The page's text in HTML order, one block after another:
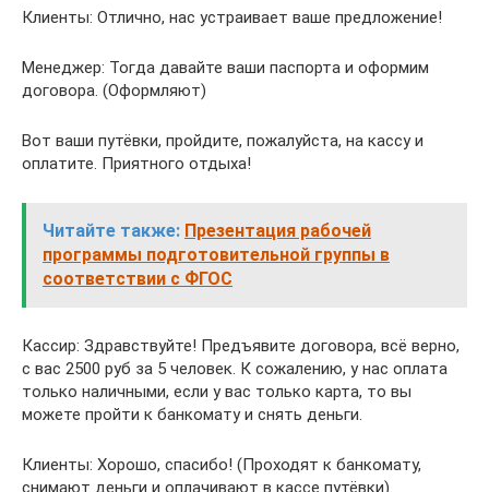
Клиенты: Отлично, нас устраивает ваше предложение!
Менеджер: Тогда давайте ваши паспорта и оформим
договора. (Оформляют)
Вот ваши путёвки, пройдите, пожалуйста, на кассу и
оплатите. Приятного отдыха!
Читайте также: Презентация рабочей
программы подготовительной группы в
соответствии с ФГОС
Кассир: Здравствуйте! Предъявите договора, всё верно,
с вас 2500 руб за 5 человек. К сожалению, у нас оплата
только наличными, если у вас только карта, то вы
можете пройти к банкомату и снять деньги.
Клиенты: Хорошо, спасибо! (Проходят к банкомату,
снимают деньги и оплачивают в кассе путёвки).